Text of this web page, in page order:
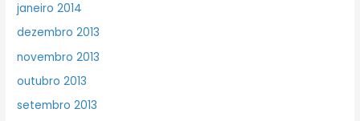
janeiro 2014
dezembro 2013
novembro 2013
outubro 2013
setembro 2013